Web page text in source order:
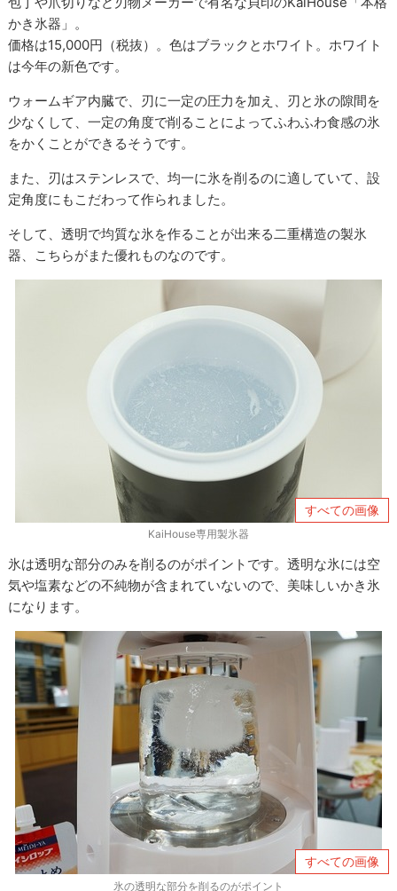
かき氷器」。
価格は15,000円（税抜）。色はブラックとホワイト。ホワイト
は今年の新色です。
ウォームギア内臓で、刃に一定の圧力を加え、刃と氷の隙間を
少なくして、一定の角度で削ることによってふわふわ食感の氷
をかくことができるそうです。
また、刃はステンレスで、均一に氷を削るのに適していて、設
定角度にもこだわって作られました。
そして、透明で均質な氷を作ることが出来る二重構造の製氷
器、こちらがまた優れものなのです。
すべての画像
KaiHouse専用製氷器
氷は透明な部分のみを削るのがポイントです。透明な氷には空
気や塩素などの不純物が含まれていないので、美味しいかき氷
になります。
すべての画像
氷の透明な部分を削るのがポイント